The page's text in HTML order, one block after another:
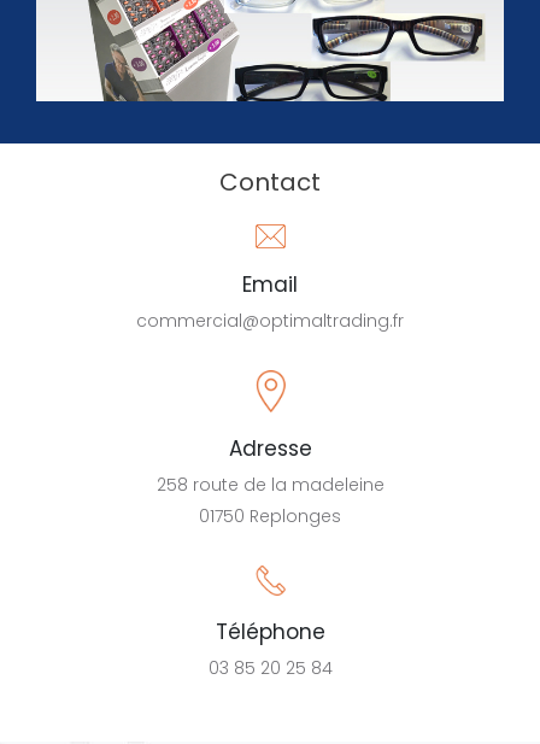
Contact
Email
commercial@optimaltrading.fr
Adresse
258 route de la madeleine
01750 Replonges
Téléphone
03 85 20 25 84